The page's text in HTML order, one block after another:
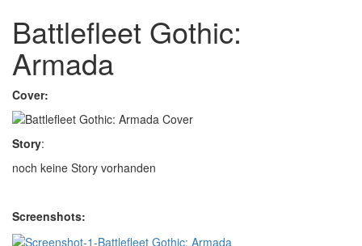
Battlefleet Gothic:
Armada
Cover:
Story:
noch keine Story vorhanden
Screenshots: